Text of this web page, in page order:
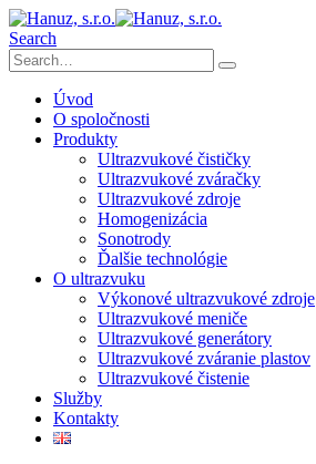
Search
Úvod
O spoločnosti
Produkty
Ultrazvukové čističky
Ultrazvukové zváračky
Ultrazvukové zdroje
Homogenizácia
Sonotrody
Ďalšie technológie
O ultrazvuku
Výkonové ultrazvukové zdroje
Ultrazvukové meniče
Ultrazvukové generátory
Ultrazvukové zváranie plastov
Ultrazvukové čistenie
Služby
Kontakty